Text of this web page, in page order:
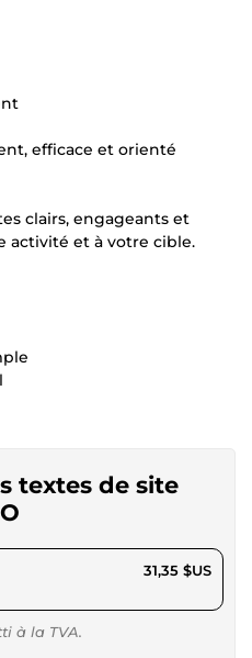
efficace et orienté
clairs, engageants et
activité et à votre cible.
textes de site
$US 31,35 $US
à la TVA.